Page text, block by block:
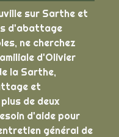
sur Sarthe et
d'abattage
ne cherchez
d'Olivier
la Sarthe,
et
de deux
d'aide pour
général de